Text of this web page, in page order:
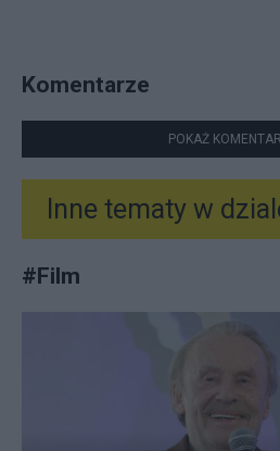
Komentarze
POKAŻ
Inne tematy w
#Film